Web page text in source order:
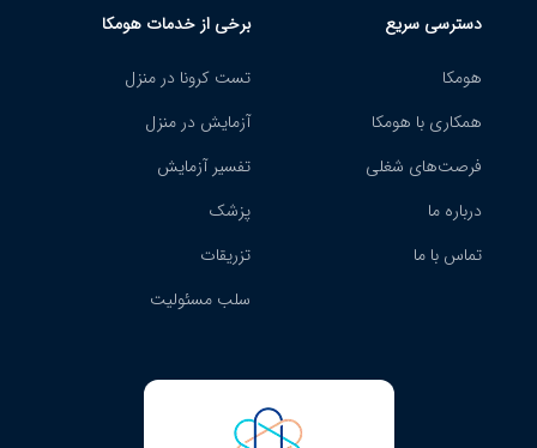
دسترسی سریع
هومکا
همکاری با هومکا
فرصت‌های شغلی
درباره ما
تماس با ما
برخی از خدمات هومکا
تست کرونا در منزل
آزمایش در منزل
تفسیر آزمایش
پزشک
تزریقات
سلب مسئولیت